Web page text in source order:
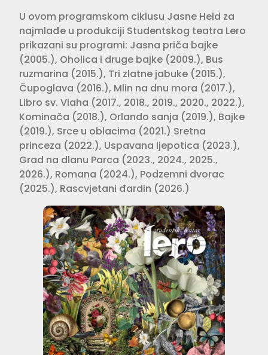
U ovom programskom ciklusu Jasne Held za
najmlađe u produkciji Studentskog teatra Lero
prikazani su programi: Jasna priča bajke
(2005.), Oholica i druge bajke (2009.), Bus
ruzmarina (2015.), Tri zlatne jabuke (2015.),
Čupoglava (2016.), Mlin na dnu mora (2017.),
Libro sv. Vlaha (2017., 2018., 2019., 2020., 2022.),
Kominača (2018.), Orlando sanja (2019.), Bajke
(2019.), Srce u oblacima (2021.) Sretna
princeza (2022.), Uspavana ljepotica (2023.),
Grad na dlanu Parca (2023., 2024., 2025.,
2026.), Romana (2024.), Podzemni dvorac
(2025.), Rascvjetani đardin (2026.)